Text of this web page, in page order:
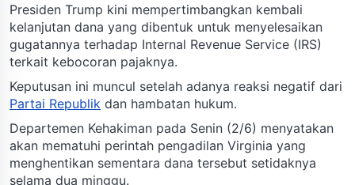
Presiden Trump kini mempertimbangkan kembali
kelanjutan dana yang dibentuk untuk menyelesaikan
gugatannya terhadap Internal Revenue Service (IRS)
terkait kebocoran pajaknya.
Keputusan ini muncul setelah adanya reaksi negatif dari
Partai Republik dan hambatan hukum.
Departemen Kehakiman pada Senin (2/6) menyatakan
akan mematuhi perintah pengadilan Virginia yang
menghentikan sementara dana tersebut setidaknya
selama dua minggu.